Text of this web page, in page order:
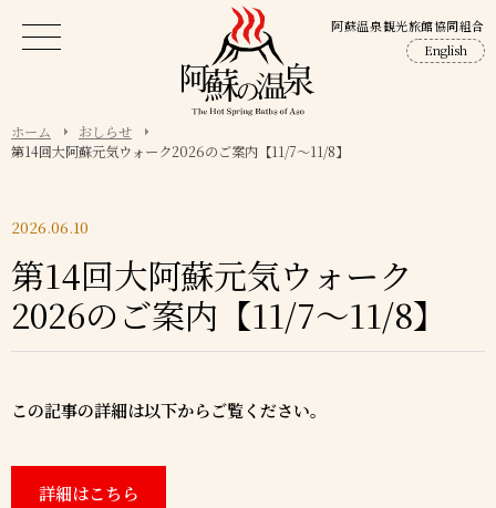
阿蘇温泉観光旅館協同組合
English
ホーム
おしらせ
第14回大阿蘇元気ウォーク2026のご案内【11/7～11/8】
2026.06.10
第14回大阿蘇元気ウォーク
2026のご案内【11/7～11/8】
この記事の詳細は以下からご覧ください。
詳細はこちら